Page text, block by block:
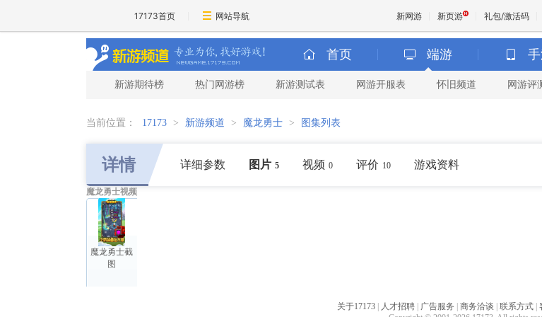
17173首页 网站导航 新网游 新页游 礼包/激活码
首页 端游
新游期待榜 热门网游榜 新游测试表 网游开服表 怀旧频道 网游评
当前位置： 17173 > 新游频道 > 魔龙勇士 > 图集列表
详情 详细参数 图片 5 视频 0 评价 10 游戏资料
魔龙勇士视频
魔龙勇士截
图
关于17173 人才招聘 广告服务 商务洽谈 联系方式